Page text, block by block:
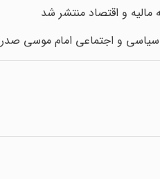
مالیه و اقتصاد منتشر شد
سیاسی و اجتماعی امام موسی صدر